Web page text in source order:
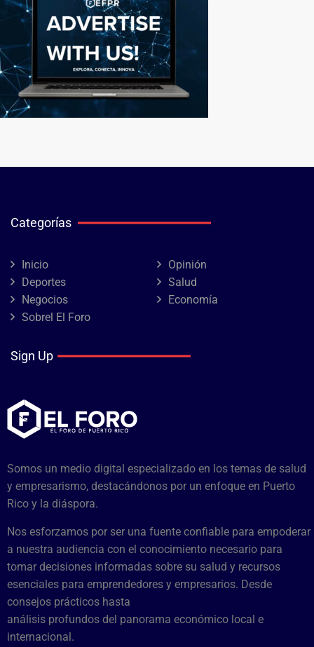
Categorías
Inicio
Opinión
Deportes
Salud
Negocios
Economía
Sobrel El Foro
Sign Up
Somos un medio digital especializado en los temas de salud
y empresarismo, destacándonos por un enfoque en Puerto
Rico y la diáspora.
Nos esforzamos por ser una fuente confiable para empoderar
a nuestra audiencia con el conocimiento necesario para
tomar decisiones informadas sobre su salud y recursos
esenciales para emprendedores y empresarios. Desde
consejos prácticos hasta
análisis profundos del panorama económico local e
internacional.